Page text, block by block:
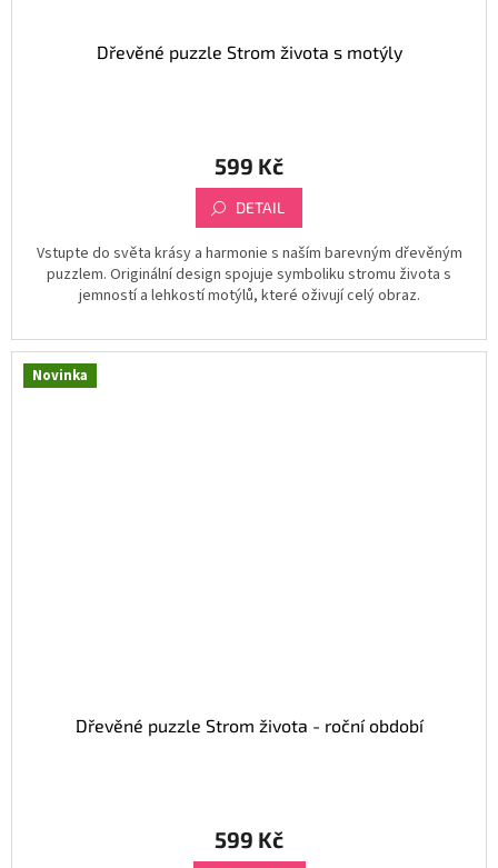
Dřevěné puzzle Strom života s motýly
599 Kč
DETAIL
Vstupte do světa krásy a harmonie s naším barevným dřevěným
puzzlem. Originální design spojuje symboliku stromu života s
jemností a lehkostí motýlů, které oživují celý obraz.
Novinka
Dřevěné puzzle Strom života - roční období
599 Kč